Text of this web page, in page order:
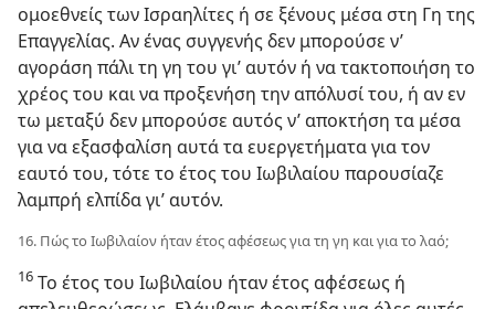
ομοεθνείς των Ισραηλίτες ή σε ξένους μέσα στη Γη της
Επαγγελίας. Αν ένας συγγενής δεν μπορούσε ν’
αγοράση πάλι τη γη του γι’ αυτόν ή να τακτοποιήση το
χρέος του και να προξενήση την απόλυσί του, ή αν εν
τω μεταξύ δεν μπορούσε αυτός ν’ αποκτήση τα μέσα
για να εξασφαλίση αυτά τα ευεργετήματα για τον
εαυτό του, τότε το έτος του Ιωβιλαίου παρουσίαζε
λαμπρή ελπίδα γι’ αυτόν.
16. Πώς το Ιωβιλαίον ήταν έτος αφέσεως για τη γη και για το λαό;
16 Το έτος του Ιωβιλαίου ήταν έτος αφέσεως ή